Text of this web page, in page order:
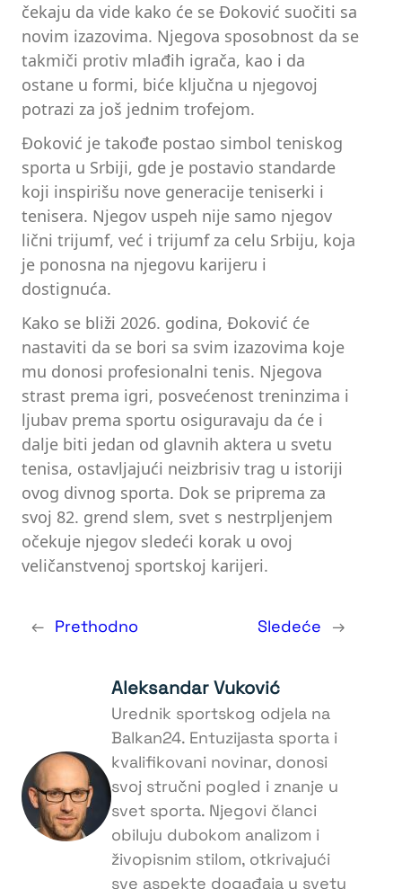
čekaju da vide kako će se Đoković suočiti sa
novim izazovima. Njegova sposobnost da se
takmiči protiv mlađih igrača, kao i da
ostane u formi, biće ključna u njegovoj
potrazi za još jednim trofejom.
Đoković je takođe postao simbol teniskog
sporta u Srbiji, gde je postavio standarde
koji inspirišu nove generacije teniserki i
tenisera. Njegov uspeh nije samo njegov
lični trijumf, već i trijumf za celu Srbiju, koja
je ponosna na njegovu karijeru i
dostignuća.
Kako se bliži 2026. godina, Đoković će
nastaviti da se bori sa svim izazovima koje
mu donosi profesionalni tenis. Njegova
strast prema igri, posvećenost treninzima i
ljubav prema sportu osiguravaju da će i
dalje biti jedan od glavnih aktera u svetu
tenisa, ostavljajući neizbrisiv trag u istoriji
ovog divnog sporta. Dok se priprema za
svoj 82. grend slem, svet s nestrpljenjem
očekuje njegov sledeći korak u ovoj
veličanstvenoj sportskoj karijeri.
← Prethodno Sledeće →
Aleksandar Vuković
Urednik sportskog odjela na
Balkan24. Entuzijasta sporta i
kvalifikovani novinar, donosi
svoj stručni pogled i znanje u
svet sporta. Njegovi članci
obiluju dubokom analizom i
živopisnim stilom, otkrivajući
sve aspekte događaja u svetu